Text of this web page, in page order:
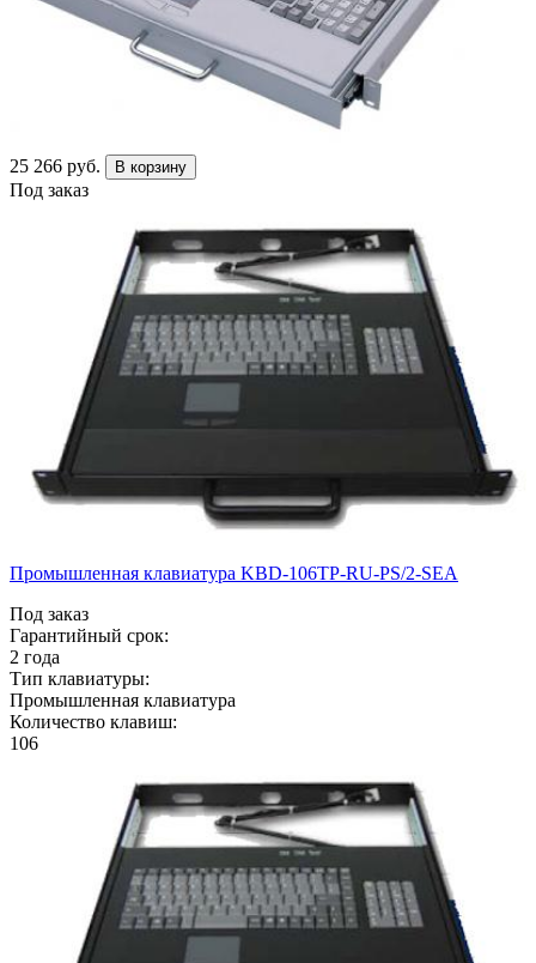
25 266 руб. В корзину
Под заказ
Промышленная клавиатура KBD-106TP-RU-PS/2-SEA
Под заказ
Гарантийный срок:
2 года
Тип клавиатуры:
Промышленная клавиатура
Количество клавиш:
106